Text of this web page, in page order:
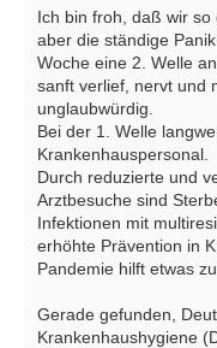
Ich bin froh, daß wir so
aber die ständige
Woche eine 2. Welle
sanft verlief, nervt und
unglaubwürdig.
Bei der 1. Welle
Krankenhauspersonal.
Durch reduzierte und
Arztbesuche sind
Infektionen mit
erhöhte Prävention in
Pandemie hilft etwas
Gerade gefunden,
Krankenhaushygiene